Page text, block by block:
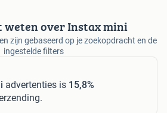
weten over Instax mini
zijn gebaseerd op je zoekopdracht en de
ingestelde filters
advertenties is 15,8%